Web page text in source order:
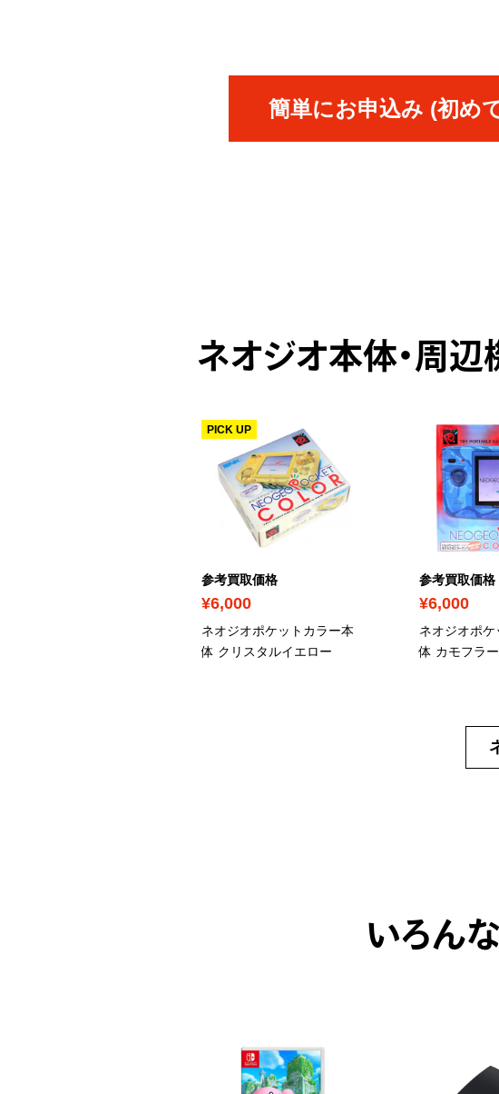
簡単にお申込み (初め
ネオジオ本体・周辺
参考買取価格
¥6,000
PICK UP
ネオジオポケットカラー本
体 クリスタルイエロー
参考買取価格
¥6,000
ネオジオポ
体 カモフラ
いろん